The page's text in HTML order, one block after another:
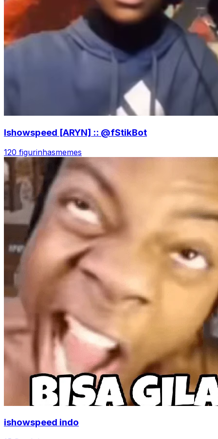
Ishowspeed [ARYN] :: @fStikBot
120 figurinhasmemes
ishowspeed indo